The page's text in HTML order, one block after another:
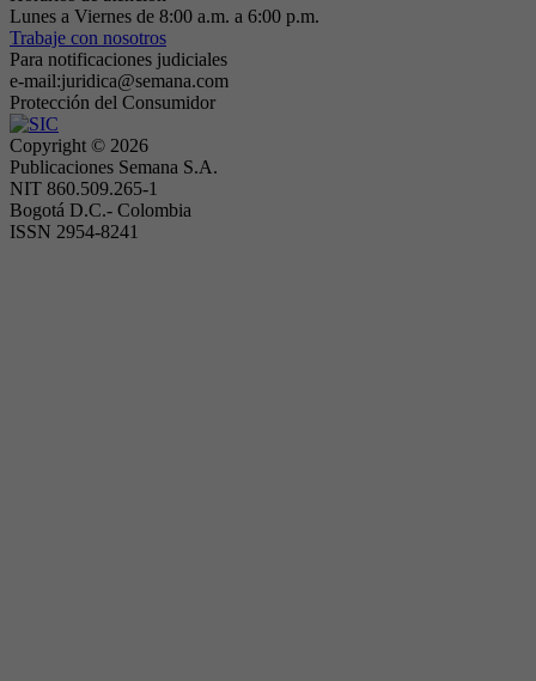
Lunes a Viernes de 8:00 a.m. a 6:00 p.m.
Trabaje con nosotros
Para notificaciones judiciales
e-mail:juridica@semana.com
Protección del Consumidor
Copyright © 2026
Publicaciones Semana S.A.
NIT 860.509.265-1
Bogotá D.C.- Colombia
ISSN 2954-8241